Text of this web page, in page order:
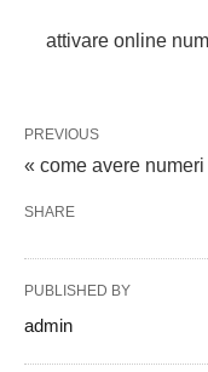
attivare online
PREVIOUS
« come avere
SHARE
PUBLISHED BY
admin